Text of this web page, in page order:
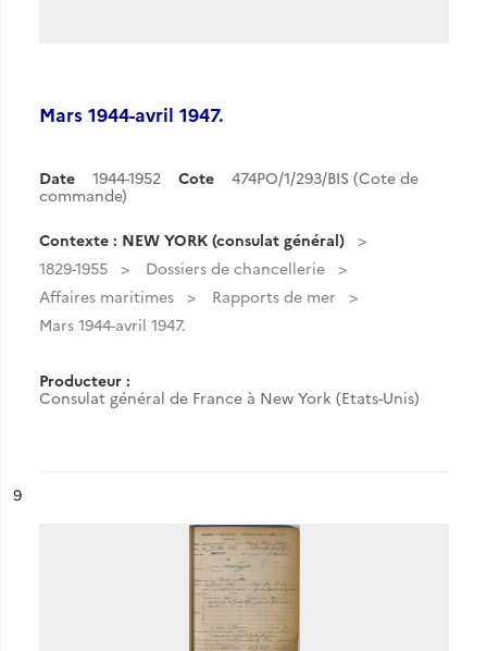
Mars 1944-avril 1947.
Date 1944-1952 Cote
474PO/1/293/BIS (Cote de
commande)
Contexte : NEW YORK (consulat général)
1829-1955
Dossiers de chancellerie
Affaires maritimes
Rapports de mer
Mars 1944-avril 1947.
Producteur :
Consulat général de France à New York (Etats-Unis)
n°
9